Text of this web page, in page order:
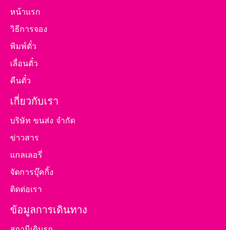
หน้าแรก
วิธีการจอง
พิมพ์ตั๋ว
เลื่อนตั๋ว
คืนตั๋ว
เกี่ยวกับเรา
บริษัท ขนส่ง จำกัด
ข่าวสาร
แกลเลอรี่
จัดการบุ๊คกิ้ง
ติดต่อเรา
ข้อมูลการเดินทาง